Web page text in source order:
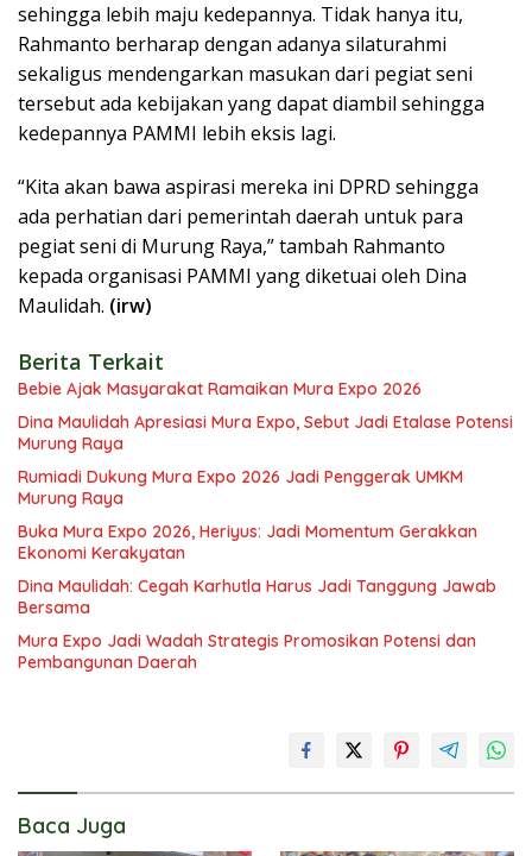
sehingga lebih maju kedepannya. Tidak hanya itu,
Rahmanto berharap dengan adanya silaturahmi
sekaligus mendengarkan masukan dari pegiat seni
tersebut ada kebijakan yang dapat diambil sehingga
kedepannya PAMMI lebih eksis lagi.
“Kita akan bawa aspirasi mereka ini DPRD sehingga
ada perhatian dari pemerintah daerah untuk para
pegiat seni di Murung Raya,” tambah Rahmanto
kepada organisasi PAMMI yang diketuai oleh Dina
Maulidah. (irw)
Berita Terkait
Bebie Ajak Masyarakat Ramaikan Mura Expo 2026
Dina Maulidah Apresiasi Mura Expo, Sebut Jadi Etalase Potensi
Murung Raya
Rumiadi Dukung Mura Expo 2026 Jadi Penggerak UMKM
Murung Raya
Buka Mura Expo 2026, Heriyus: Jadi Momentum Gerakkan
Ekonomi Kerakyatan
Dina Maulidah: Cegah Karhutla Harus Jadi Tanggung Jawab
Bersama
Mura Expo Jadi Wadah Strategis Promosikan Potensi dan
Pembangunan Daerah
Baca Juga